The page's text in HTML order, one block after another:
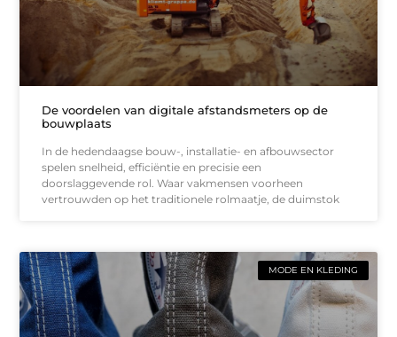
De voordelen van digitale afstandsmeters op de
bouwplaats
In de hedendaagse bouw-, installatie- en afbouwsector
spelen snelheid, efficiëntie en precisie een
doorslaggevende rol. Waar vakmensen voorheen
vertrouwden op het traditionele rolmaatje, de duimstok
MODE EN KLEDING